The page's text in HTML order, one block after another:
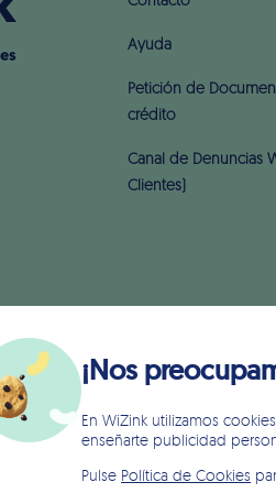
Ayuda
Petición de
crédito
Canal de Denuncias
Clientes)
¡Nos
En WiZink utilizamos
enseñarte publicidad
Pulse Política de Cookies